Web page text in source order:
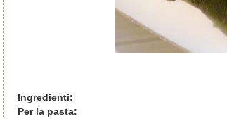
Ingredienti:
Per la pasta: